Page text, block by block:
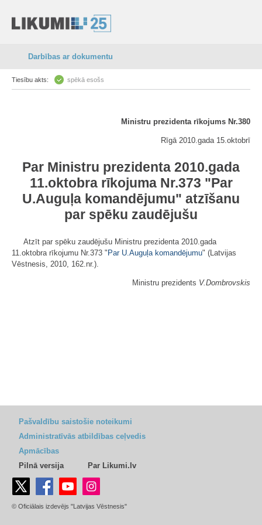
Darbības ar dokumentu
Tiesību akts: spēkā esošs
Ministru prezidenta rīkojums Nr.380
Rīgā 2010.gada 15.oktobrī
Par Ministru prezidenta 2010.gada
11.oktobra rīkojuma Nr.373 "Par
U.Auguļa komandējumu" atzīšanu
par spēku zaudējušu
Atzīt par spēku zaudējušu Ministru prezidenta 2010.gada
11.oktobra rīkojumu Nr.373 " Par U.Auguļa komandējumu" (Latvijas
Vēstnesis, 2010, 162.nr.).
Ministru prezidents V.Dombrovskis
Pašvaldību saistošie noteikumi
Administratīvās atbildības ceļvedis
Apmācības
Pilnā versija
Par Likumi.lv
© Oficiālais izdevējs "Latvijas Vēstnesis"